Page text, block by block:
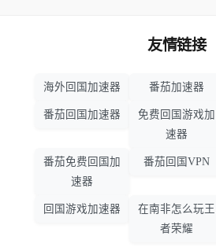
友情链接
海外回国加速器 番茄加速器
番茄回国加速器
免费回国游戏加
速器
番茄免费回国加
速器
番茄回国VPN
回国游戏加速器
在南非怎么玩王
者荣耀